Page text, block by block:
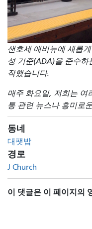
샌호세 애비뉴에 새롭
성 기준(ADA)을 준수
작했습니다.
매주 화요일, 저희는 여
통 관련 뉴스나 흥미로
동네
대팻밥
경로
J Church
이 댓글은 이 페이지의